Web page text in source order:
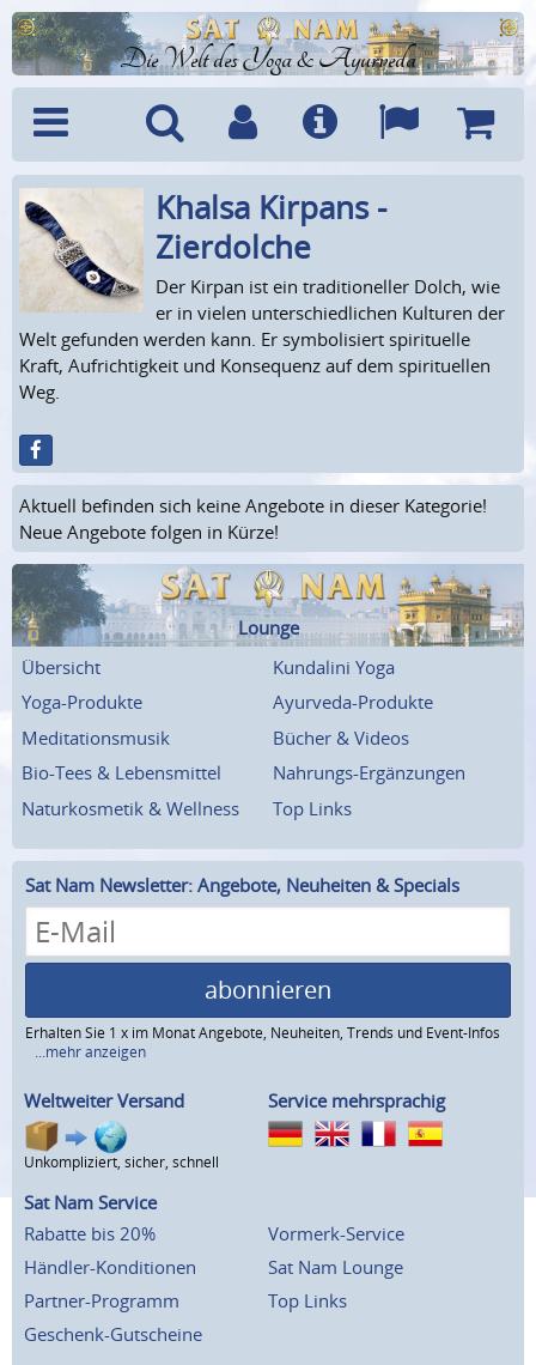
Die Welt des Yoga & Ayurveda
Menü SucheBenutzerkonto
Info Sprachen
Khalsa Kirpans -
Zierdolche
Der Kirpan ist ein traditioneller Dolch, wie
er in vielen unterschiedlichen Kulturen der
Welt gefunden werden kann. Er symbolisiert spirituelle
Kraft, Aufrichtigkeit und Konsequenz auf dem spirituellen
Weg.
Aktuell befinden sich keine Angebote in dieser Kategorie!
Neue Angebote folgen in Kürze!
Lounge
Übersicht
Kundalini Yoga
Yoga-Produkte
Ayurveda-Produkte
Meditationsmusik
Bücher & Videos
Bio-Tees & Lebensmittel
Nahrungs-Ergänzungen
Naturkosmetik & Wellness
Top Links
Sat Nam Newsletter: Angebote, Neuheiten & Specials
abonnieren
Erhalten Sie 1 x im Monat Angebote, Neuheiten, Trends und Event-Infos
...mehr anzeigen
Weltweiter Versand
Unkompliziert, sicher, schnell
Service mehrsprachig
Sat Nam Service
Rabatte bis 20%
Händler-Konditionen
Partner-Programm
Geschenk-Gutscheine
Vormerk-Service
Sat Nam Lounge
Top Links